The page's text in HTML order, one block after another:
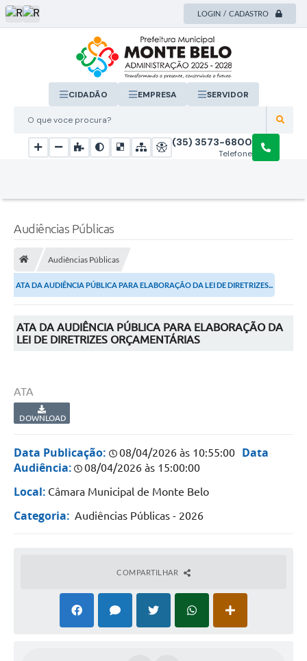
LOGIN / CADASTRO
O que voce procura?
CIDADÃO EMPRESA SERVIDOR
Telefone
(35) 3573-6800
Audiências Públicas
Audiências Públicas
ATA DA AUDIÊNCIA PÚBLICA PARA ELABORAÇÃO DA LEI DE DIRETRIZES...
ATA DA AUDIÊNCIA PÚBLICA PARA ELABORAÇÃO DA
LEI DE DIRETRIZES ORÇAMENTÁRIAS
ATA
DOWNLOAD
Data Publicação: 08/04/2026 às 10:55:00
Data
Audiência:
08/04/2026 às 15:00:00
Local: Câmara Municipal de Monte Belo
Categoria: Audiências Públicas - 2026
COMPARTILHAR